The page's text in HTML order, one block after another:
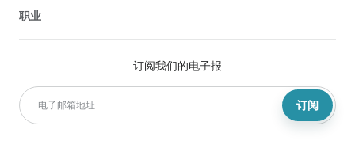
订阅我们的电子报
订阅
职业